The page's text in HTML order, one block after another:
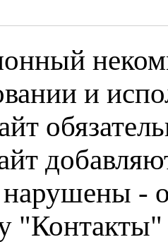
и
-
"Контакты"